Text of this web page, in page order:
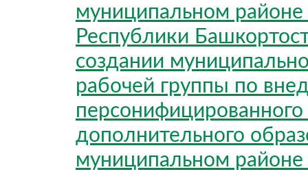
муниципальном
Республики
создании
рабочей группы по
дополнительного
муниципальном